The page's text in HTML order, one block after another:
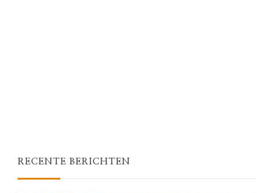
RECENTE BERICHTEN